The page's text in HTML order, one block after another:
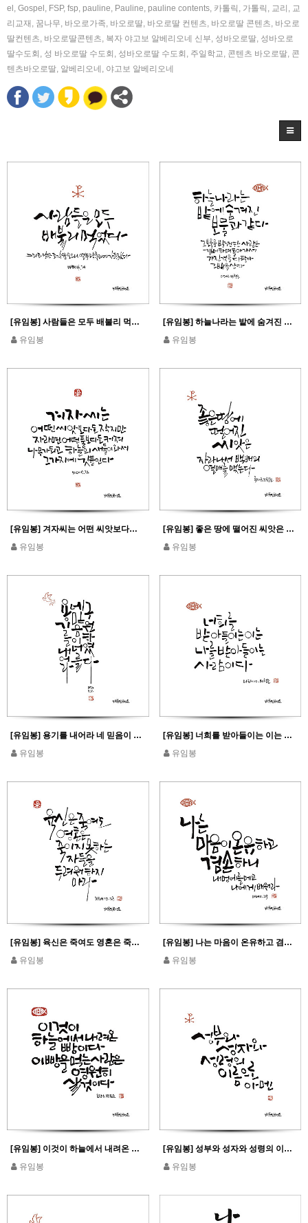
el , Gospel , FSP, fsp, pauline, Pauline, pauline contents, 카톨릭 , 가톨릭 , 교리 , 교
리교재 , 꿈나무, 바오로가족, 바오로딸, 바오로딸 컨텐츠, 바오로딸 콘텐츠, 바오로
딸컨텐츠, 바오로딸콘텐츠, 복자 야고보 알베리오네 신부, 성바오로딸, 성바오로
딸수도회 , 성 바오로딸 수도회 , 성바오로딸 수도회 , 주일학교, 콘텐츠 바오로딸, 콘
텐츠바오로딸, 알베리오네 , 야고보 알베리오네
[유임봉] 사람들은 모두 배불리 먹었다_마태 14,20
유임봉
[유임봉] 하늘나라는 밭에 숨겨진 보물과 같다_마태 13,44 참조
유임봉
[유임봉] 겨자씨는 어떤 씨앗보다도 작지만 자라면 어떤 풀보다도 커져..._마태 13,32
유임봉
[유임봉] 좋은 땅에 떨어진 씨앗은 자라나서 백배의 열매를 맺는다_루카 8,8 참조
유임봉
[유임봉] 용기를 내어라 네 믿음이 너를 구원하였다_마태 9,22
유임봉
[유임봉] 너희를 받아들이는 이는 나를 받아들이는 사람이다_마태 10,40 참조
유임봉
[유임봉] 육신은 죽여도 영혼은 죽이지 못하는 자들을 두려워하지 마라_마태 10,28
유임봉
[유임봉] 나는 마음이 온유하고 겸손하니 내 멍에를 메고 나에게 배워라_마태 11,29
유임봉
[유임봉] 이것이 하늘에서 내려온 빵이다 이 빵을 먹은 사람은 영원히 살 것이다
유임봉
[유임봉] 성부와 성자와 성령의 이름으로 아멘
유임봉